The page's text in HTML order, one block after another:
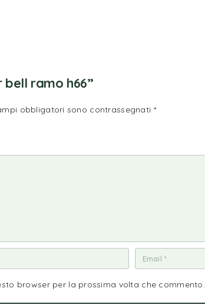
bell ramo h66”
obbligatori sono contrassegnati *
browser per la prossima volta che commento.